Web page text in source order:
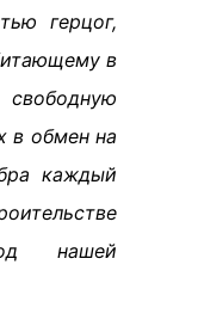
герцог,
в
в обмен на
каждый
нашей